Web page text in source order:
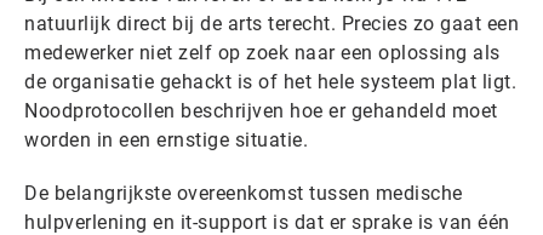
natuurlijk direct bij de arts terecht. Precies zo gaat een
medewerker niet zelf op zoek naar een oplossing als
de organisatie gehackt is of het hele systeem plat ligt.
Noodprotocollen beschrijven hoe er gehandeld moet
worden in een ernstige situatie.
De belangrijkste overeenkomst tussen medische
hulpverlening en it-support is dat er sprake is van één